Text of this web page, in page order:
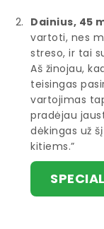
Dainius, 45
vartoti, nes
streso, ir tai
Aš žinojau,
teisingas
vartojimas
pradėjau
dėkingas už
kitiems.”